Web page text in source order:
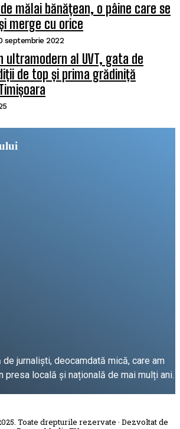
mălai bănățean, o pâine care se
merge cu orice
septembrie 2022
ultramodern al UVT, gata de
de top și prima grădiniță
jurnaliști, deocamdată mică, care am
presa locală și națională de mai mulți ani.
Toate drepturile rezervate · Dezvoltat de